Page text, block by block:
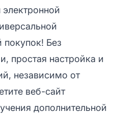
Без
простая настройка и
независимо от
веб-сайт
дополнительной